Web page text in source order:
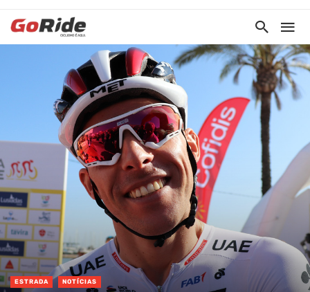
ESTRADA NOTÍCIAS